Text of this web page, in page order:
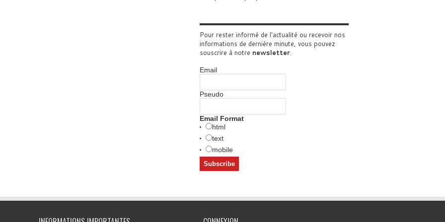
Pour rester informé de l'actualité ou recevoir nos
informations de dernière minute, vous pouvez
souscrire à notre newsletter.
Email
Pseudo
Email Format
html
text
mobile